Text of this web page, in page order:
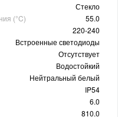
Стекло
(°C)
55.0
220-240
Встроенные светодиоды
Отсутствует
Водостойкий
Нейтральный белый
IP54
6.0
810.0